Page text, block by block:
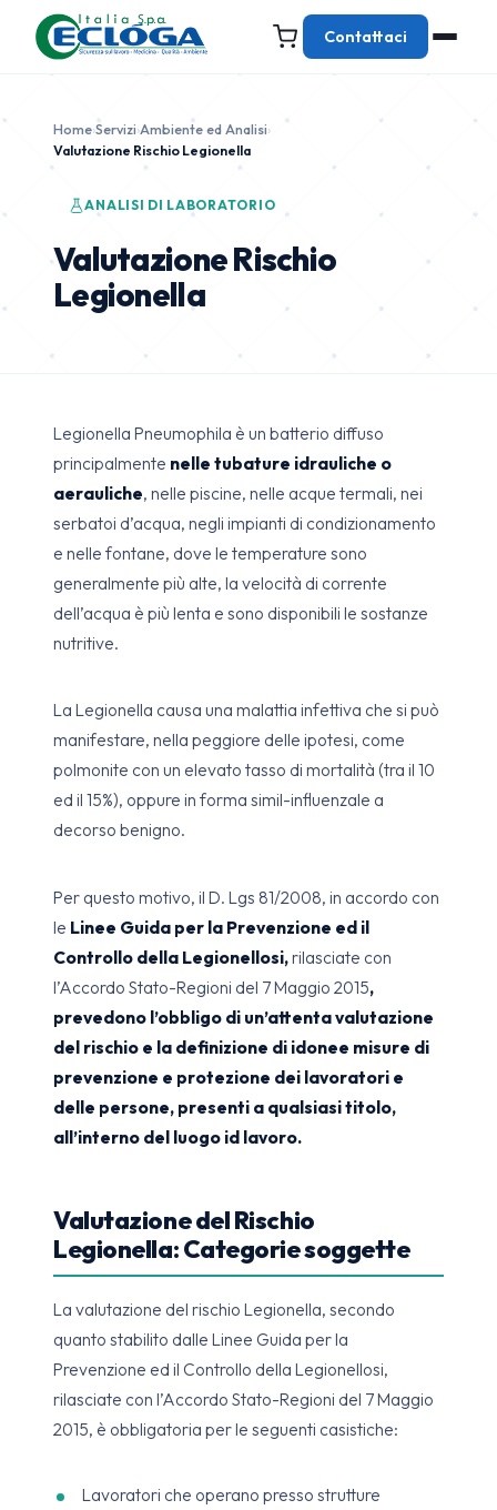
Contattaci
Home›Servizi›Ambiente ed Analisi›
Valutazione Rischio Legionella
ANALISI DI LABORATORIO
Valutazione Rischio
Legionella
Legionella Pneumophila è un batterio diffuso
principalmente nelle tubature idrauliche o
aerauliche, nelle piscine, nelle acque termali, nei
serbatoi d’acqua, negli impianti di condizionamento
e nelle fontane, dove le temperature sono
generalmente più alte, la velocità di corrente
dell’acqua è più lenta e sono disponibili le sostanze
nutritive.
La Legionella causa una malattia infettiva che si può
manifestare, nella peggiore delle ipotesi, come
polmonite con un elevato tasso di mortalità (tra il 10
ed il 15%), oppure in forma simil-influenzale a
decorso benigno.
Per questo motivo, il D. Lgs 81/2008, in accordo con
le Linee Guida per la Prevenzione ed il
Controllo della Legionellosi,rilasciate con
l’Accordo Stato-Regioni del 7 Maggio 2015,
prevedono l’obbligo di un’attenta valutazione
del rischio e la definizione di idonee misure di
prevenzione e protezione dei lavoratori e
delle persone, presenti a qualsiasi titolo,
all’interno del luogo id lavoro.
Valutazione del Rischio
Legionella: Categorie soggette
La valutazione del rischio Legionella, secondo
quanto stabilito dalle Linee Guida per la
Prevenzione ed il Controllo della Legionellosi,
rilasciate con l’Accordo Stato-Regioni del 7 Maggio
2015, è obbligatoria per le seguenti casistiche:
Lavoratori che operano presso strutture